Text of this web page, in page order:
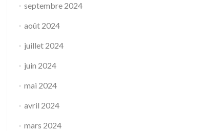
septembre 2024
août 2024
juillet 2024
juin 2024
mai 2024
avril 2024
mars 2024